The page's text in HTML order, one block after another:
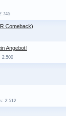
Comeback)
Angebot!
2.500
2.512